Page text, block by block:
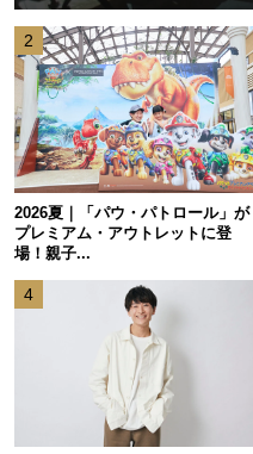
2
2026夏｜「パウ・パトロール」が
プレミアム・アウトレットに登
場！親子...
4